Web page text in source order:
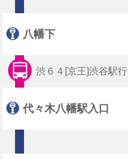
八幡下
渋６４[京王]渋谷駅行
代々木八幡駅入口